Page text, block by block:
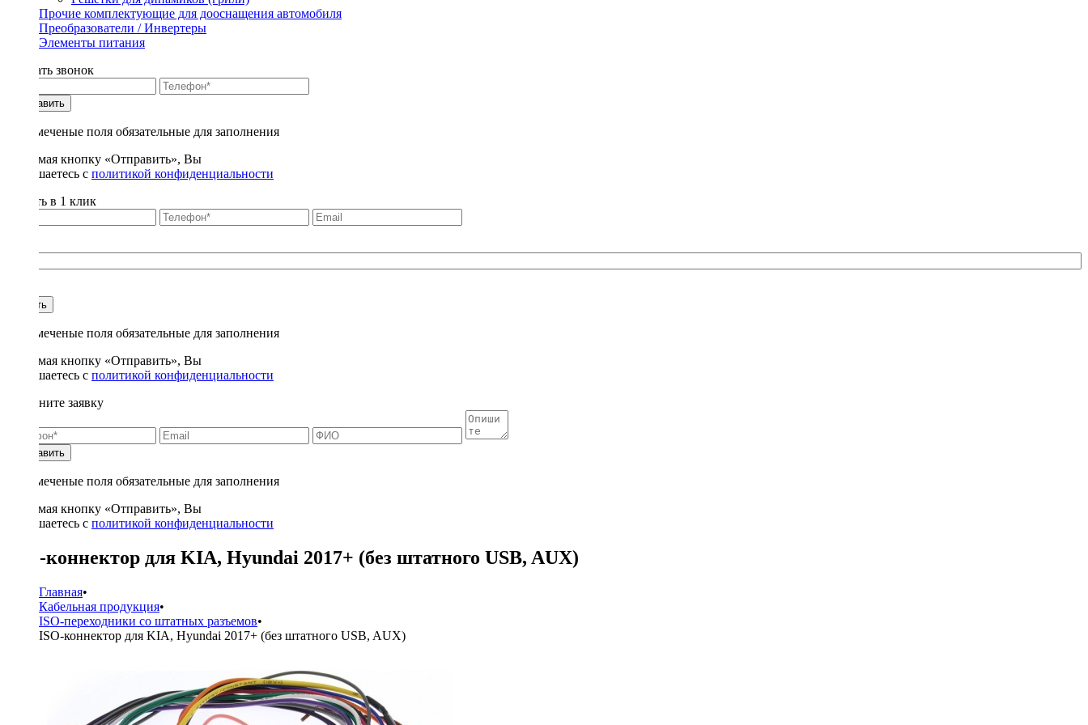
Прочие комплектующие для дооснащения автомобиля
Преобразователи / Инвертеры
Элементы питания
Заказать звонок
Отправить
* - отмеченые поля обязательные для заполнения
Нажимая кнопку «Отправить», Вы
соглашаетесь с политикой конфиденциальности
Купить в 1 клик
Купить
* - отмеченые поля обязательные для заполнения
Нажимая кнопку «Отправить», Вы
соглашаетесь с политикой конфиденциальности
Заполните заявку
Отправить
* - отмеченые поля обязательные для заполнения
Нажимая кнопку «Отправить», Вы
соглашаетесь с политикой конфиденциальности
ISO-коннектор для KIA, Hyundai 2017+ (без штатного USB, AUX)
Главная•
Кабельная продукция•
ISO-переходники со штатных разъемов•
ISO-коннектор для KIA, Hyundai 2017+ (без штатного USB, AUX)